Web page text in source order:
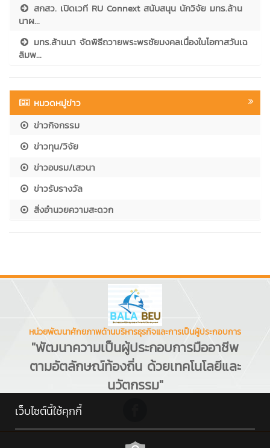
สกสว. เปิดเวที RU Connext สนับสนุน นักวิจัย มทร.ล้าน
นาผ...
มทร.ล้านนา จัดพิธีถวายพระพรชัยมงคลเนื่องในโอกาสวันเฉ
ลิมพ...
หมวดหมู่ข่าว
ข่าวกิจกรรม
ข่าวทุน/วิจัย
ข่าวอบรม/เสวนา
ข่าวรับรางวัล
สิ่งอำนวยความสะดวก
หน่วยพัฒนาศักยภาพด้านบริหารธุรกิจและการเป็นผู้ประกอบการ
"พัฒนาความเป็นผู้ประกอบการมืออาชีพ
ตามอัตลักษณ์ท้องถิ่น ด้วยเทคโนโลยีและ
นวัตกรรม"
เว็บไซต์นี้ใช้คุกกี้